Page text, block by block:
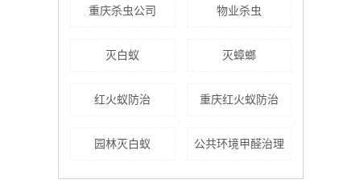
重庆杀虫公司 物业杀虫
灭白蚁 灭蟑螂
红火蚁防治 重庆红火蚁防治
园林灭白蚁 公共环境甲醛治理